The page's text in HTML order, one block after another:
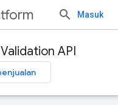
Masuk
API